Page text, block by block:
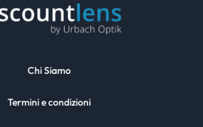
Chi Siamo
Termini e condizioni